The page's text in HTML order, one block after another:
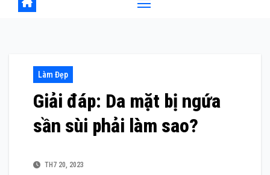
Làm Đẹp
Giải đáp: Da mặt bị ngứa
sần sùi phải làm sao?
TH7 20, 2023